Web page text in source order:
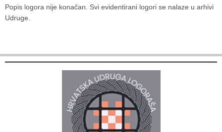
Popis logora nije konačan. Svi evidentirani logori se nalaze u arhivi
Udruge.